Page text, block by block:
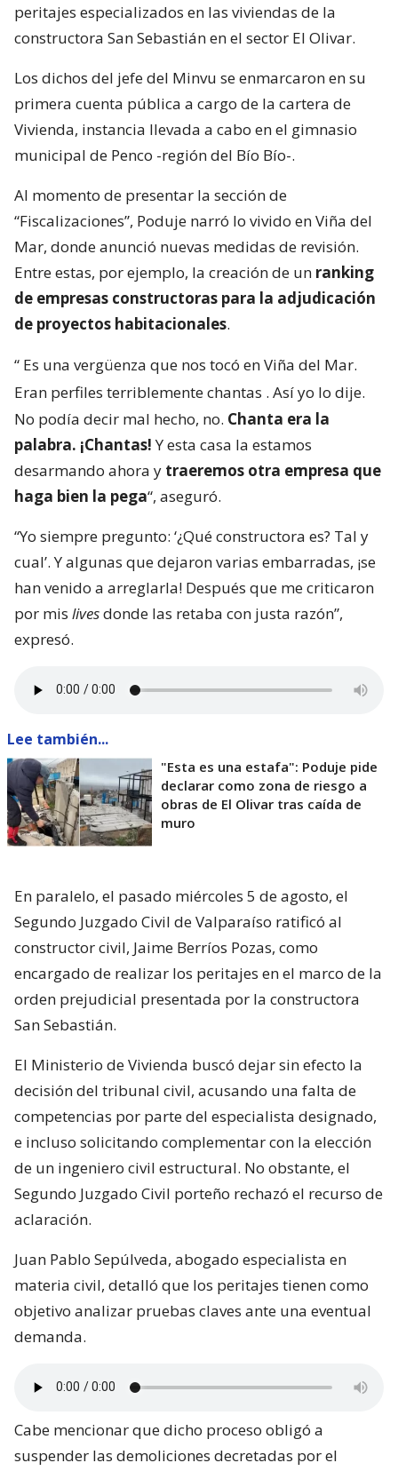
peritajes especializados en las viviendas de la
constructora San Sebastián en el sector El Olivar.
Los dichos del jefe del Minvu se enmarcaron en su
primera cuenta pública a cargo de la cartera de
Vivienda, instancia llevada a cabo en el gimnasio
municipal de Penco -región del Bío Bío-.
Al momento de presentar la sección de
“Fiscalizaciones”, Poduje narró lo vivido en Viña del
Mar, donde anunció nuevas medidas de revisión.
Entre estas, por ejemplo, la creación de un ranking
de empresas constructoras para la adjudicación
de proyectos habitacionales.
“ Es una vergüenza que nos tocó en Viña del Mar.
Eran perfiles terriblemente chantas . Así yo lo dije.
No podía decir mal hecho, no. Chanta era la
palabra. ¡Chantas!Y esta casa la estamos
desarmando ahora y traeremos otra empresa que
haga bien la pega“, aseguró.
“Yo siempre pregunto: ‘¿Qué constructora es? Tal y
cual’. Y algunas que dejaron varias embarradas, ¡se
han venido a arreglarla! Después que me criticaron
por mis livesdonde las retaba con justa razón”,
expresó.
Lee también...
"Esta es una estafa": Poduje pide
declarar como zona de riesgo a
obras de El Olivar tras caída de
muro
En paralelo, el pasado miércoles 5 de agosto, el
Segundo Juzgado Civil de Valparaíso ratificó al
constructor civil, Jaime Berríos Pozas, como
encargado de realizar los peritajes en el marco de la
orden prejudicial presentada por la constructora
San Sebastián.
El Ministerio de Vivienda buscó dejar sin efecto la
decisión del tribunal civil, acusando una falta de
competencias por parte del especialista designado,
e incluso solicitando complementar con la elección
de un ingeniero civil estructural. No obstante, el
Segundo Juzgado Civil porteño rechazó el recurso de
aclaración.
Juan Pablo Sepúlveda, abogado especialista en
materia civil, detalló que los peritajes tienen como
objetivo analizar pruebas claves ante una eventual
demanda.
Cabe mencionar que dicho proceso obligó a
suspender las demoliciones decretadas por el